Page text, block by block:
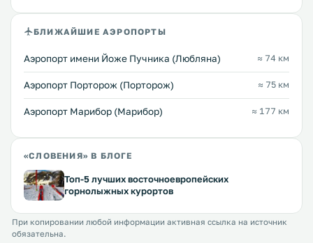
БЛИЖАЙШИЕ АЭРОПОРТЫ
Аэропорт имени Йоже Пучника (Любляна) ≈ 74 км
Аэропорт Порторож (Порторож) ≈ 75 км
Аэропорт Марибор (Марибор) ≈ 177 км
«СЛОВЕНИЯ» В БЛОГЕ
Топ-5 лучших восточноевропейских
горнолыжных курортов
При копировании любой информации активная ссылка на источник
обязательна.